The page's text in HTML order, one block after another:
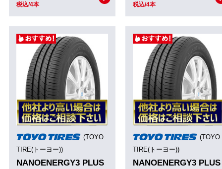
税込/4本 税込/4本
(TOYO
TIRE(トーヨー))
NANOENERGY3 PLUS
(TOYO
TIRE(トーヨー))
NANOENERGY3 PLUS